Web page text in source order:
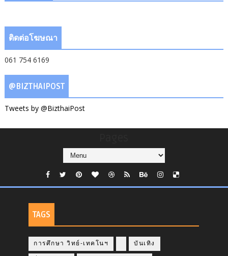
ติดต่อโฆษณา
061 754 6169
@BIZTHAIPOST
Tweets by @BizthaiPost
TAGS
การศึกษา วิทย์-เทคโนฯ บันเทิง